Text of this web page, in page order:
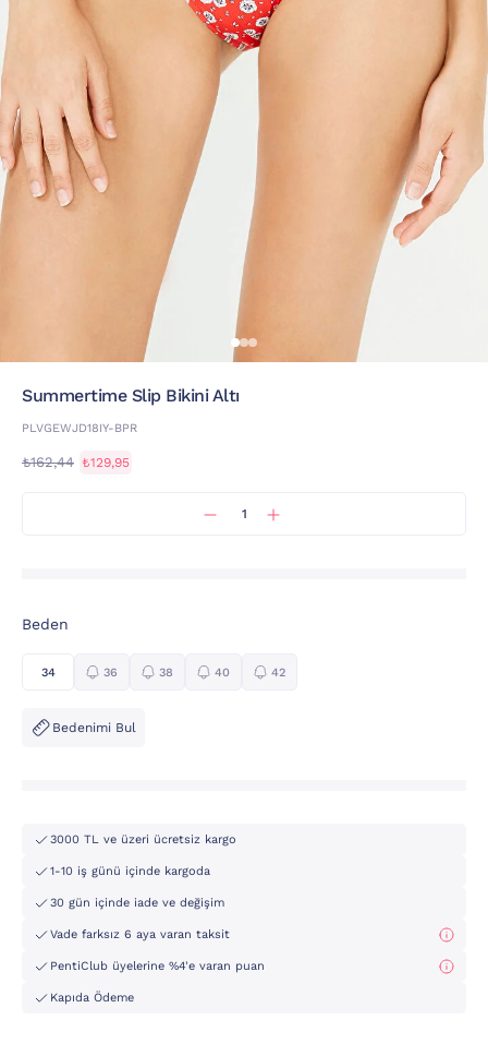
Summertime Slip Bikini Altı
PLVGEWJD18IY-BPR
₺162,44 ₺129,95
Beden
34 36 38 40 42
Bedenimi Bul
3000 TL ve üzeri ücretsiz kargo
1-10 iş günü içinde kargoda
30 gün içinde iade ve değişim
Vade farksız 6 aya varan taksit
PentiClub üyelerine %4'e varan puan
Kapıda Ödeme